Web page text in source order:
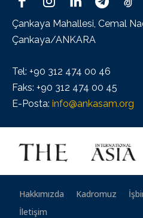
Çankaya Mahallesi, Cemal
Çankaya/ANKARA
Tel: +90 312 474 00 46
Faks: +90 312 474 00 45
E-Posta: info@ankasam.org
Hakkımızda Kadromuz
İletişim